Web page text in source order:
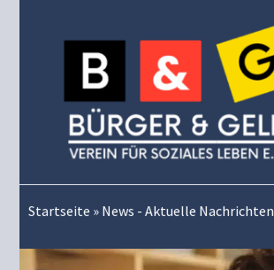
Startseite » News - Aktuelle Nachrichten